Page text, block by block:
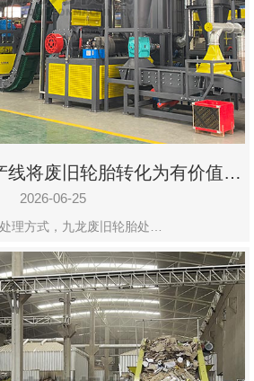
线将废旧轮胎转化为有价值的
资源
2026-06-25
理方式，九龙废旧轮胎处…